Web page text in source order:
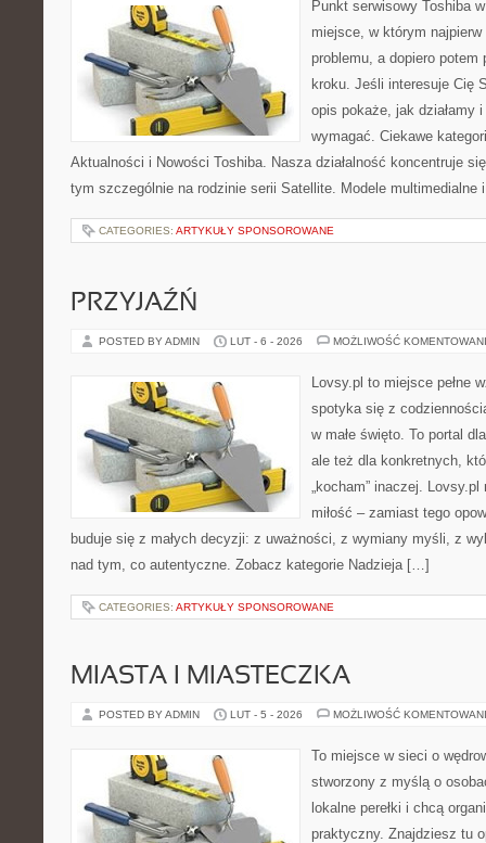
Punkt serwisowy Toshiba
miejsce, w którym
problemu, a dopiero potem
kroku. Jeśli interesuje Cię
opis pokaże, jak działamy
wymagać. Ciekawe
Aktualności i Nowości Toshiba. Nasza działalność koncentruje
tym szczególnie na rodzinie serii Satellite. Modele
CATEGORIES: ARTYKUŁY SPONSOROWANE
PRZYJAŹŃ
POSTED BY ADMIN LUT - 6 - 2026 MOŻLIWOŚĆ
Lovsy.pl to miejsce pełne
spotyka się z
w małe święto. To portal
ale też dla konkretnych,
„kocham” inaczej.
miłość – zamiast tego
buduje się z małych decyzji: z uważności, z wymiany myśli, z
nad tym, co autentyczne. Zobacz kategorie Nadzieja […]
CATEGORIES: ARTYKUŁY SPONSOROWANE
MIASTA I MIASTECZKA
POSTED BY ADMIN LUT - 5 - 2026 MOŻLIWOŚĆ
To miejsce w sieci o
stworzony z myślą o
lokalne perełki i chcą
praktyczny. Znajdziesz tu